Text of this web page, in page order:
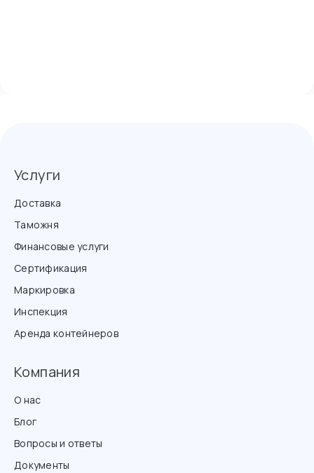
Услуги
Доставка
Таможня
Финансовые услуги
Сертификация
Маркировка
Инспекция
Аренда контейнеров
Компания
О нас
Блог
Вопросы и ответы
Документы